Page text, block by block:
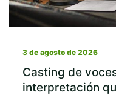
3 de agosto de 2026
Casting de
interpretación